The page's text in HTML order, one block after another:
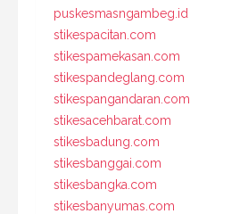
puskesmasngambeg.id
stikespacitan.com
stikespamekasan.com
stikespandeglang.com
stikespangandaran.com
stikesacehbarat.com
stikesbadung.com
stikesbanggai.com
stikesbangka.com
stikesbanyumas.com